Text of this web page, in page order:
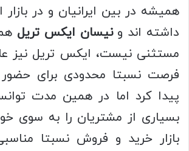
همیشه در بین ایرانیان و در بازار
داشته اند ونیسان ایکس تریل
مستثنی نیست، ایکس تریل نیز
فرصت نسبتا محدودی برای حضور
پیدا کرد اما در همین مدت
بسیاری از مشتریان را به سوی
بازار خرید و فروش نسبتا